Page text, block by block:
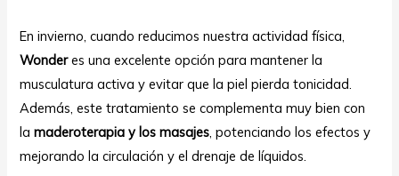
En invierno, cuando reducimos nuestra actividad física,
Wonderes una excelente opción para mantener la
musculatura activa y evitar que la piel pierda tonicidad.
Además, este tratamiento se complementa muy bien con
lamaderoterapia y los masajes, potenciando los efectos y
mejorando la circulación y el drenaje de líquidos.